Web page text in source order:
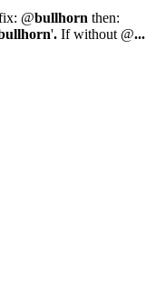
@bullhorn then:
'. If without @...